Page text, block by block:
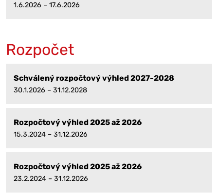
1.6.2026 – 17.6.2026
Rozpočet
Schválený rozpočtový výhled 2027-2028
30.1.2026 – 31.12.2028
Rozpočtový výhled 2025 až 2026
15.3.2024 – 31.12.2026
Rozpočtový výhled 2025 až 2026
23.2.2024 – 31.12.2026